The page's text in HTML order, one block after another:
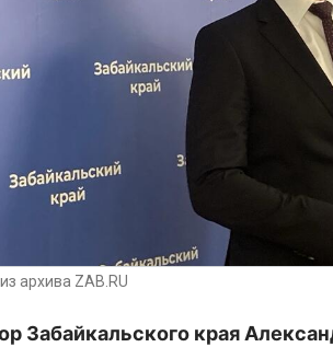
архива ZAB.RU
Забайкальского края